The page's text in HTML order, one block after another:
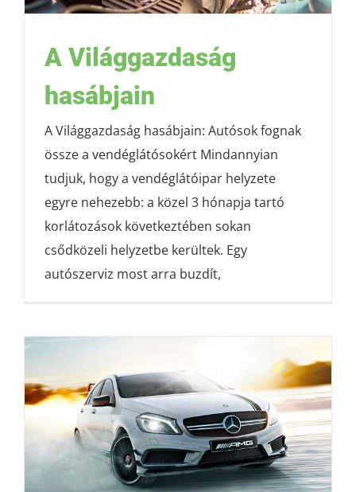
A Világgazdaság
hasábjain
A Világgazdaság hasábjain: Autósok fognak
össze a vendéglátósokért Mindannyian
tudjuk, hogy a vendéglátóipar helyzete
egyre nehezebb: a közel 3 hónapja tartó
korlátozások következtében sokan
csődközeli helyzetbe kerültek. Egy
autószerviz most arra buzdít,